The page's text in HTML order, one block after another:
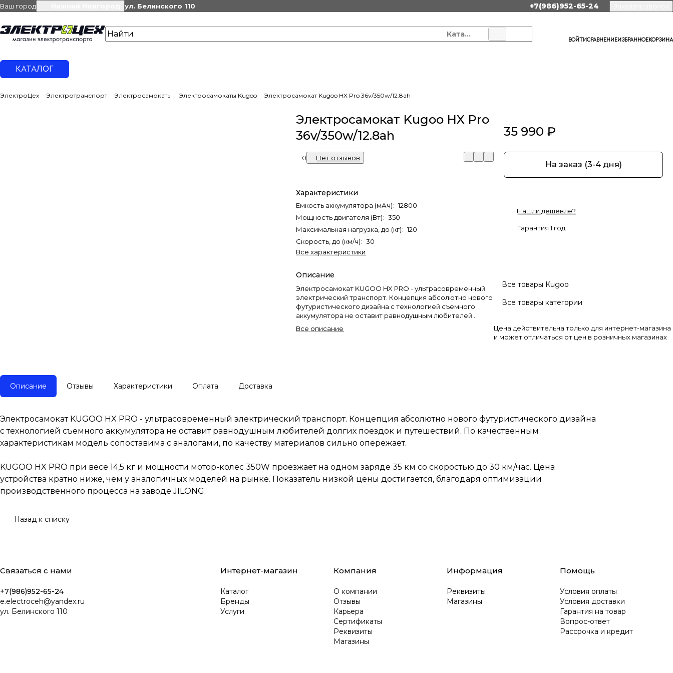
Ваш город ул. Белинского 110 +7(986)952-65-24
Каталог
ВОЙТИСРАВНЕНИЕИЗБРАННОЕКОРЗИНА
КАТАЛОГ
ЭлектроЦех Электротранспорт Электросамокаты Электросамокаты Kugoo Электросамокат Kugoo HX Pro 36v/350w/12.8ah
Электросамокат Kugoo HX Pro
36v/350w/12.8ah
0 Нет отзывов
Характеристики
Емкость аккумулятора (мАч): 12800
Мощность двигателя (Вт): 350
Максимальная нагрузка, до (кг): 120
Скорость, до (км/ч): 30
Все характеристики
Описание
Электросамокат KUGOO HX PRO - ультрасовременный
электрический транспорт. Концепция абсолютно нового
футуристического дизайна с технологией съемного
аккумулятора не оставит равнодушным любителей
характеристикам модель сопоставима с аналогами, по
Все описание
35 990 ₽
На заказ (3-4 дня)
Нашли дешевле?
Гарантия 1 год
Все товары Kugoo
Все товары категории
Цена действительна только для интернет-магазина
и может отличаться от цен в розничных магазинах
Описание Отзывы Характеристики Оплата Доставка
Электросамокат KUGOO HX PRO - ультрасовременный электрический транспорт. Концепция абсолютно нового футуристического дизайна
с технологией съемного аккумулятора не оставит равнодушным любителей долгих поездок и путешествий. По качественным
характеристикам модель сопоставима с аналогами, по качеству материалов сильно опережает.
KUGOO HX PRO при весе 14,5 кг и мощности мотор-колес 350W проезжает на одном заряде 35 км со скоростью до 30 км/час. Цена
устройства кратно ниже, чем у аналогичных моделей на рынке. Показатель низкой цены достигается, благодаря оптимизации
производственного процесса на заводе JILONG.
Назад к списку
Связаться с нами
+7(986)952-65-24
e.electroceh@yandex.ru
ул. Белинского 110
Интернет-магазин
Каталог
Бренды
Услуги
Компания
О компании
Отзывы
Карьера
Сертификаты
Реквизиты
Магазины
Информация
Реквизиты
Магазины
Помощь
Условия оплаты
Условия доставки
Гарантия на товар
Вопрос-ответ
Рассрочка и кредит